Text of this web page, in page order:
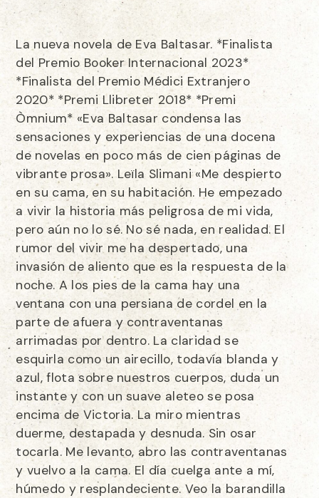
La nueva novela de Eva Baltasar. *Finalista
del Premio Booker Internacional 2023*
*Finalista del Premio Médici Extranjero
2020* *Premi Llibreter 2018* *Premi
Òmnium* «Eva Baltasar condensa las
sensaciones y experiencias de una docena
de novelas en poco más de cien páginas de
vibrante prosa». Leïla Slimani «Me despierto
en su cama, en su habitación. He empezado
a vivir la historia más peligrosa de mi vida,
pero aún no lo sé. No sé nada, en realidad. El
rumor del vivir me ha despertado, una
invasión de aliento que es la respuesta de la
noche. A los pies de la cama hay una
ventana con una persiana de cordel en la
parte de afuera y contraventanas
arrimadas por dentro. La claridad se
esquirla como un airecillo, todavía blanda y
azul, flota sobre nuestros cuerpos, duda un
instante y con un suave aleteo se posa
encima de Victoria. La miro mientras
duerme, destapada y desnuda. Sin osar
tocarla. Me levanto, abro las contraventanas
y vuelvo a la cama. El día cuelga ante a mí,
húmedo y resplandeciente. Veo la barandilla